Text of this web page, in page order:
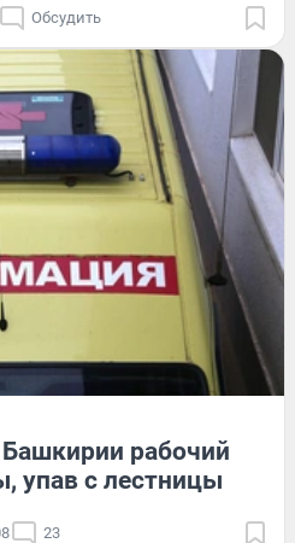
Обсудить
рабочий
упав с лестницы
23